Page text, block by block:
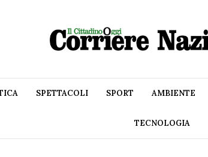
SPETTACOLI SPORT AMBIENTE
TECNOLOGIA